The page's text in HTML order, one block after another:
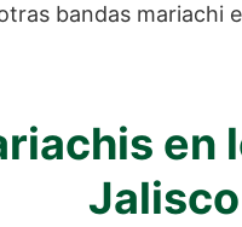
bandas mariachi
en
Jalisco